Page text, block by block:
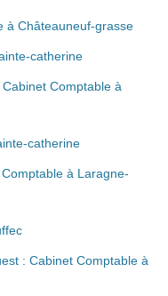
à Châteauneuf-grasse
catherine
Comptable à
catherine
à Laragne-
: Cabinet Comptable à